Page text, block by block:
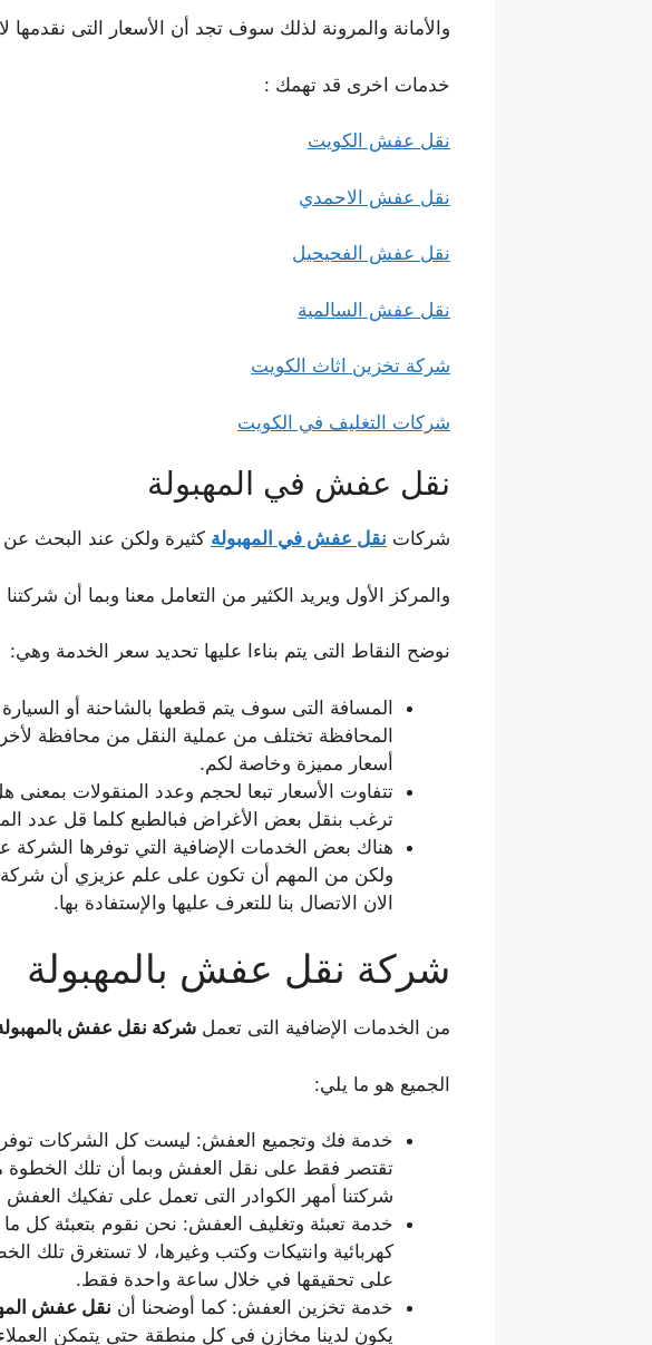
والأمانة والمرونة لذلك سوف تجد أن الأسعار التى نقدمها
خدمات اخرى قد تهمك :
نقل عفش الكويت
نقل عفش الاحمدي
نقل عفش الفحيحيل
نقل عفش السالمية
شركة تخزين اثاث الكويت
شركات التغليف في الكويت
نقل عفش في المهبولة
شركات نقل عفش في المهبولة كثيرة ولكن عند البحث
والمركز الأول ويريد الكثير من التعامل معنا وبما أن
نوضح النقاط التى يتم بناءا عليها تحديد سعر الخدمة وهي:
المسافة التى سوف يتم قطعها بالشاحنة أو
المحافظة تختلف من عملية النقل من محافظة
أسعار مميزة وخاصة لكم.
تتفاوت الأسعار تبعا لحجم وعدد المنقولات
ترغب بنقل بعض الأغراض فبالطبع كلما قل عدد
هناك بعض الخدمات الإضافية التي توفرها
ولكن من المهم أن تكون على علم عزيزي أن
الان الاتصال بنا للتعرف عليها والإستفادة بها.
شركة نقل عفش بالمهبولة
من الخدمات الإضافية التى تعمل شركة نقل عفش
الجميع هو ما يلي:
خدمة فك وتجميع العفش: ليست كل الشركات توفر
تقتصر فقط على نقل العفش وبما أن تلك الخطوة
شركتنا أمهر الكوادر التى تعمل على تفكيك العفش
خدمة تعبئة وتغليف العفش: نحن نقوم بتعبئة كل
كهربائية وانتيكات وكتب وغيرها، لا تستغرق تلك
على تحقيقها في خلال ساعة واحدة فقط.
خدمة تخزين العفش: كما أوضحنا أن نقل عفش
يكون لدينا مخازن في كل منطقة حتى يتمكن